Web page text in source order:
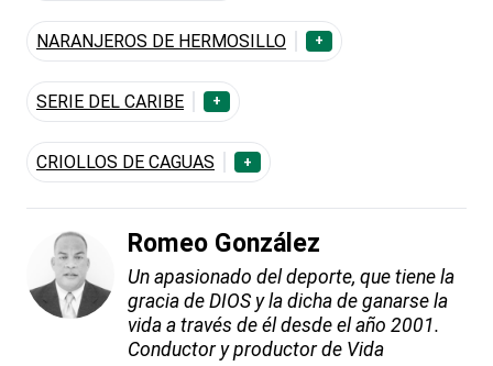
NARANJEROS DE HERMOSILLO +
SERIE DEL CARIBE +
CRIOLLOS DE CAGUAS +
Romeo González
Un apasionado del deporte, que tiene la
gracia de DIOS y la dicha de ganarse la
vida a través de él desde el año 2001.
Conductor y productor de Vida